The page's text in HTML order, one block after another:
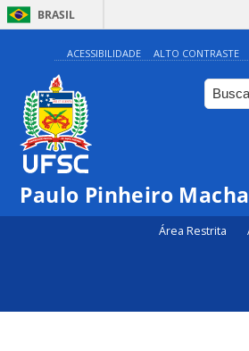
BRASIL
ACESSIBILIDADE ALTO CONTRASTE
Paulo Pinheiro
Área Restrita